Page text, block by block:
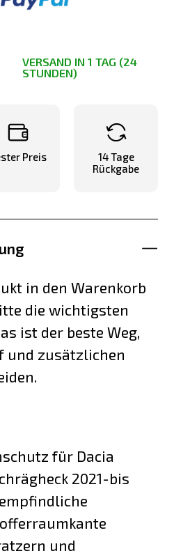
VERSAND IN 1 TAG (24
STUNDEN)
Preis
14 Tage
Rückgabe
in den Warenkorb
die wichtigsten
ist der beste Weg,
und zusätzlichen
für Dacia
2021-bis
und